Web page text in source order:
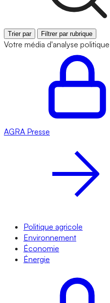
Trier par Filtrer par rubrique
Votre média d'analyse
AGRA Presse
Politique agricole
Environnement
Économie
Énergie